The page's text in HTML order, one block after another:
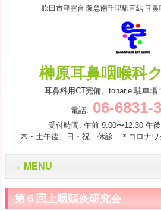
吹田市津雲台 阪急南千里駅直結 耳
榊原耳鼻咽喉科
耳鼻科用CT完備、tonarie 駐車場
電話: 06-6831-
受付時間: 午前 9:00〜12:30 午
木・土午後、日・祝 休診 ＊コロナワ
MENU
第６回上咽頭炎研究会